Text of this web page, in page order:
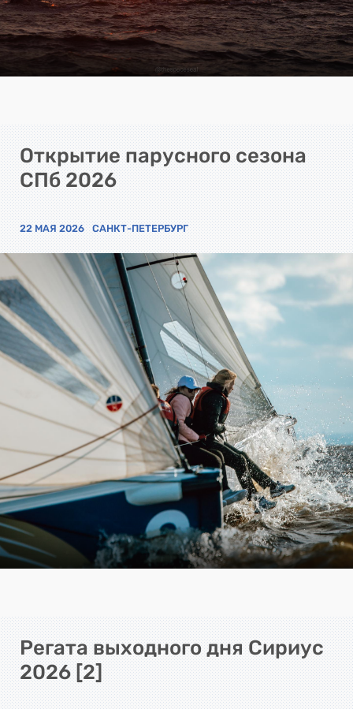
Открытие парусного сезона
СПб 2026
22 МАЯ 2026 САНКТ-ПЕТЕРБУРГ
Регата выходного дня Сириус
2026 [2]